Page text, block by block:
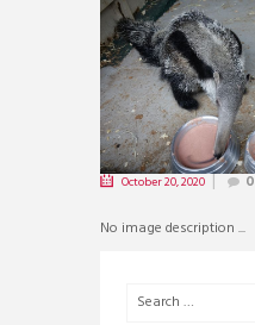
October 20, 2020 0
No image description ...